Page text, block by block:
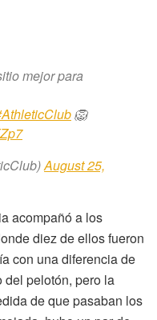
mejor para
🦁
August 25,
acompañó a los
diez de ellos fueron
con una diferencia de
del pelotón, pero la
de que pasaban los